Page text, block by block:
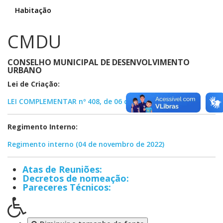
Habitação
CMDU
CONSELHO MUNICIPAL DE DESENVOLVIMENTO
URBANO
Lei de Criação:
LEI COMPLEMENTAR nº 408, de 06 de junho de 2022
Regimento Interno:
Regimento interno (04 de novembro de 2022)
Atas de Reuniões:
Decretos de nomeação:
Pareceres Técnicos: